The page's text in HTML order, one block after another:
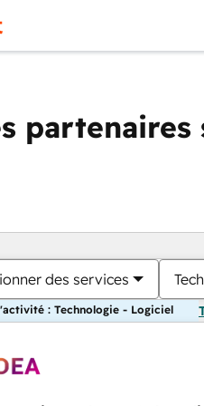
des services
: Technologie - Logiciel